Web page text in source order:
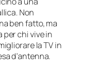
Non
ben fatto, ma
per chi vive in
la TV in
d’antenna.